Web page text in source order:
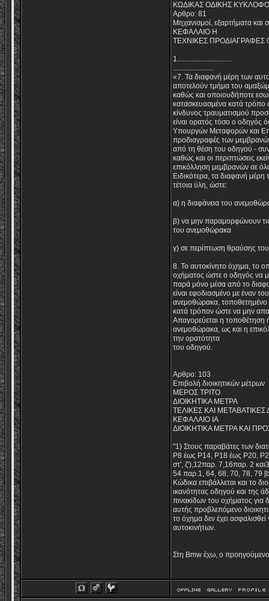
ΚΩΔΙΚΑΣ ΟΔΙΚΗΣ
Αρθρο: 81
Μηχανισμοί, εξαρτήματα και
ΚΕΦΑΛΑΙΟ Η
ΤΕΧΝΙΚΕΣ
1..............................
.......................
«7. Τα διαφανή μέρη των
αποτελούν τμήμα του
καθώς και οποιουδήποτε
κατασκευασμένα κατά τρόπο
κίνδυνος τραυματισμού
είναι ορατός τόσο ο οδηγός
Υπουργών Μεταφορών και
προδιαγραφές των
από τη θέση του οδηγού -
καθώς και οι περιπτώσεις
επικόλληση μεμβρανών σε
Ειδικότερα, τα διαφανή
τέτοια ύλη, ώστε:
α) η διαφάνεια του
β) να μην παραμορφώνουν τις
του ανεμοθώρακα
γ) σε περίπτωση θραύσης
8. Το αυτοκίνητο όχημα, το
οχήματος ώστε ο οδηγός να
παρά μόνο μέσα από το
είναι εφοδιασμένο με έναν
ανεμοθώρακα, τοποθετημένο
κατά τρόπον ώστε να μην
Απαγορεύεται η
ανεμοθώρακα, ως και η
την ορατότητα
του οδηγού.
Αρθρο: 103
Επιβολή διοικητικών μέτρων
ΜΕΡΟΣ ΤΡΙΤΟ
ΔΙΟΙΚΗΤΙΚΑ ΜΕΤΡΑ
ΤΕΛΙΚΕΣ ΚΑΙ ΜΕΤΑΒΑΤΙΚΕΣ
ΚΕΦΑΛΑΙΟ ΙΑ
ΔΙΟΙΚΗΤΙΚΑ ΜΕΤΡΑ ΚΑΙ
"1) Στους παραβάτες των
Ρ8 έως Ρ14, Ρ18 έως Ρ20,
στ', ζ'),12παρ. 7,16παρ. 2
54 παρ.1, 64, 68, 70, 78, 79
Κώδικα επιβάλλεται και το
ικανότητας οδηγού και της
πινακίδων του οχήματος
αυτής προβλεπόμενο
το όχημα δεν έχει
αυτοκινήτων.
Στη Bmw έχω, ο